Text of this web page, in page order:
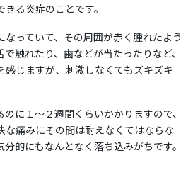
る炎症のことです。
っていて、その周囲が赤く腫れたよう
触れたり、歯などが当たったりなど、
じますが、刺激しなくてもズキズキ
に１〜２週間くらいかかりますので、
な痛みにその間は耐えなくてはならな
的にもなんとなく落ち込みがちです。